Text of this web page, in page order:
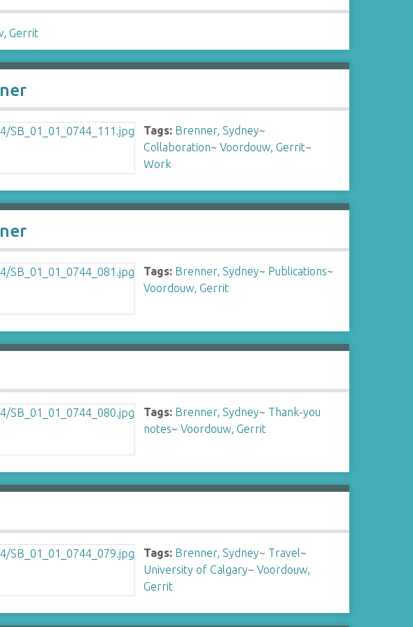
Gerrit
Tags: Brenner, Sydney~
Collaboration~Voordouw, Gerrit~
Work
Tags: Brenner, Sydney~ Publications~
Voordouw, Gerrit
Tags: Brenner, Sydney~ Thank-you
notes~Voordouw, Gerrit
Tags: Brenner, Sydney~ Travel~
University of Calgary~Voordouw,
Gerrit